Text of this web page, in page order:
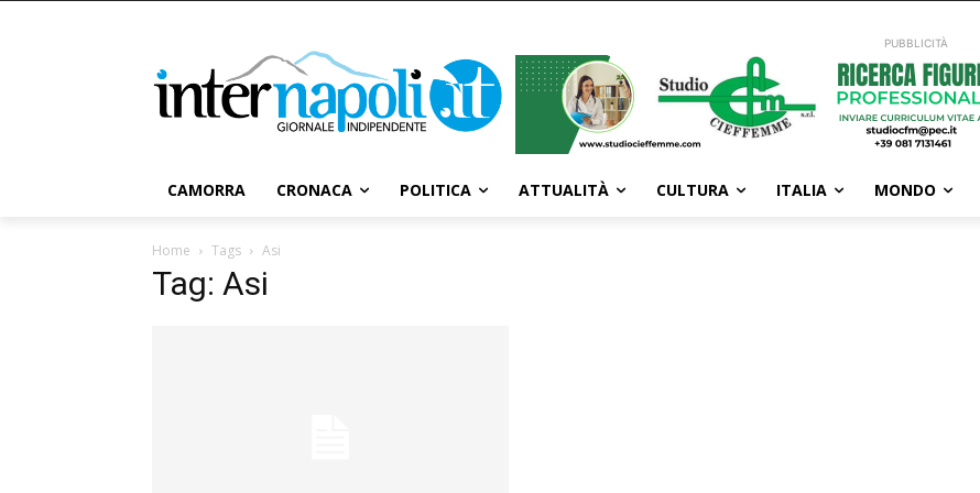
PUBBLICITÀ
CAMORRA CRONACA POLITICA ATTUALITÀ CULTURA ITALIA MONDO
Home Tags Asi
Tag: Asi